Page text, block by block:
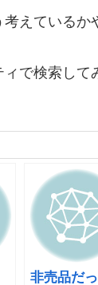
えている
で検索して
非売品だ